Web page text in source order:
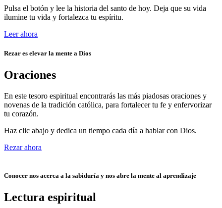
Pulsa el botón y lee la historia del santo de hoy. Deja que su vida
ilumine tu vida y fortalezca tu espíritu.
Leer ahora
Rezar es elevar la mente a Dios
Oraciones
En este tesoro espiritual encontrarás las más piadosas oraciones y
novenas de la tradición católica, para fortalecer tu fe y enfervorizar
tu corazón.
Haz clic abajo y dedica un tiempo cada día a hablar con Dios.
Rezar ahora
Conocer nos acerca a la sabiduría y nos abre la mente al aprendizaje
Lectura espiritual